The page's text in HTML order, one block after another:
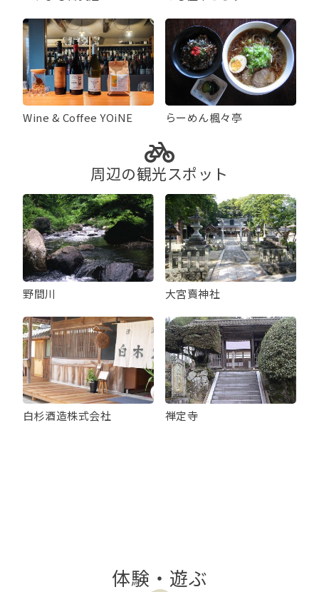
Wine & Coffee YOiNE らーめん楓々亭
周辺の観光スポット
野間川 大宮賣神社
白杉酒造株式会社 禅定寺
体験・遊ぶ